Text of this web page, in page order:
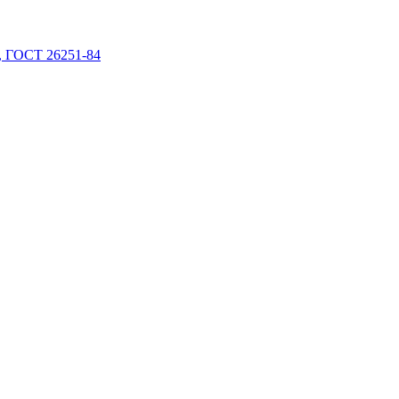
26251-84